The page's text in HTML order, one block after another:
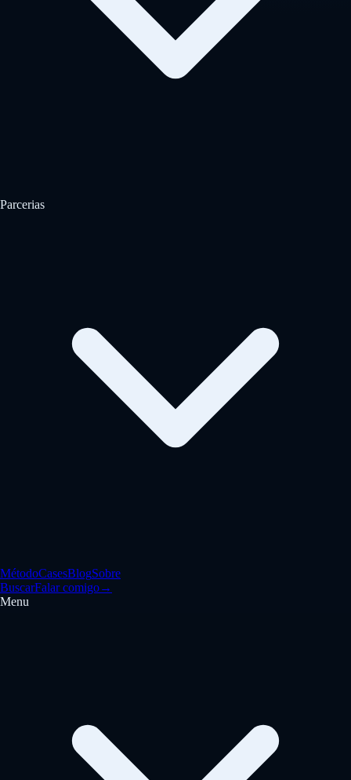
Parcerias
MétodoCasesBlogSobre
BuscarFalar comigo→
Menu